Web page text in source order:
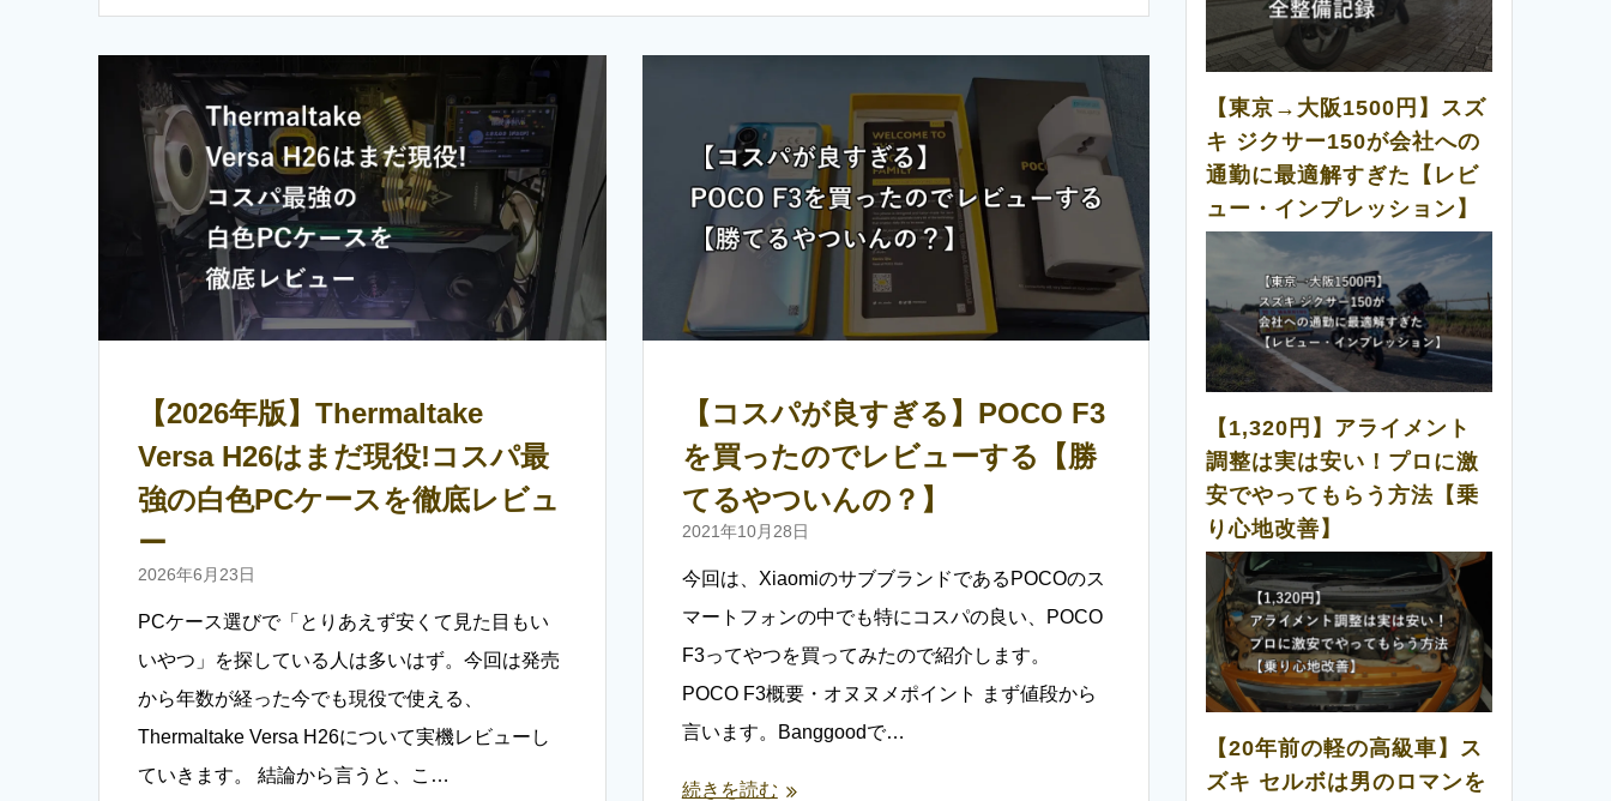
【2026年版】Thermaltake
Versa H26はまだ現役!コスパ最
強の白色PCケースを徹底レビュ
ー
2026年6月23日
PCケース選びで「とりあえず安くて見た目もい
いやつ」を探している人は多いはず。今回は発売
から年数が経った今でも現役で使える、
Thermaltake Versa H26について実機レビューし
ていきます。 結論から言うと、こ…
【コスパが良すぎる】POCO F3
を買ったのでレビューする【勝
てるやついんの？】
2021年10月28日
今回は、XiaomiのサブブランドであるPOCOのス
マートフォンの中でも特にコスパの良い、POCO
F3ってやつを買ってみたので紹介します。
POCO F3概要・オヌヌメポイント まず値段から
言います。Banggoodで…
続きを読む
【東京→大阪1500円】スズ
キ ジクサー150が会社への
通勤に最適解すぎた【レビ
ュー・インプレッション】
【1,320円】アライメント
調整は実は安い！プロに激
安でやってもらう方法【乗
り心地改善】
【20年前の軽の高級車】ス
ズキ セルボは男のロマンを